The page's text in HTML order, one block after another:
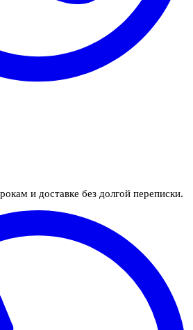
и доставке без долгой переписки.